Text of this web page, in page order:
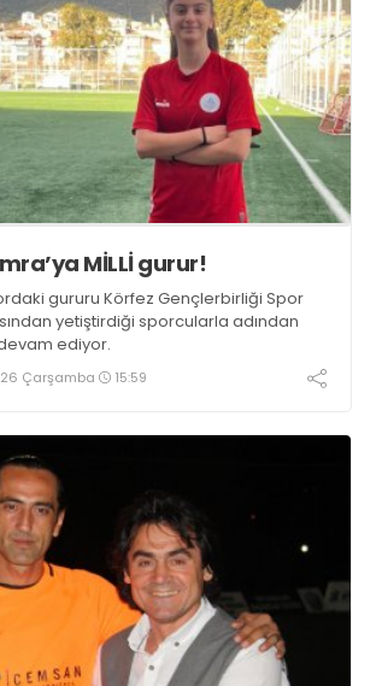
MİLLİ gurur!
gururu Körfez Gençlerbirliği Spor
yetiştirdiği sporcularla adından
ediyor.
Çarşamba 15:59